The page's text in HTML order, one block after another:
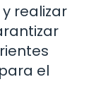
realizar
el